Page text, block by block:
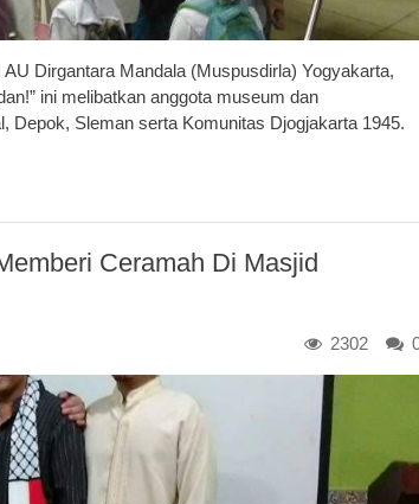
Dirgantara Mandala (Muspusdirla) Yogyakarta,
ini melibatkan anggota museum dan
Depok, Sleman serta Komunitas Djogjakarta 1945.
Ceramah Di Masjid
2302